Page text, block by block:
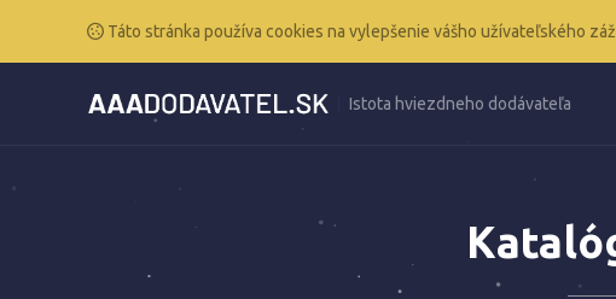
Táto stránka používa cookies na vylepšenie vášho užívateľského
Istota hviezdneho dodávateľa